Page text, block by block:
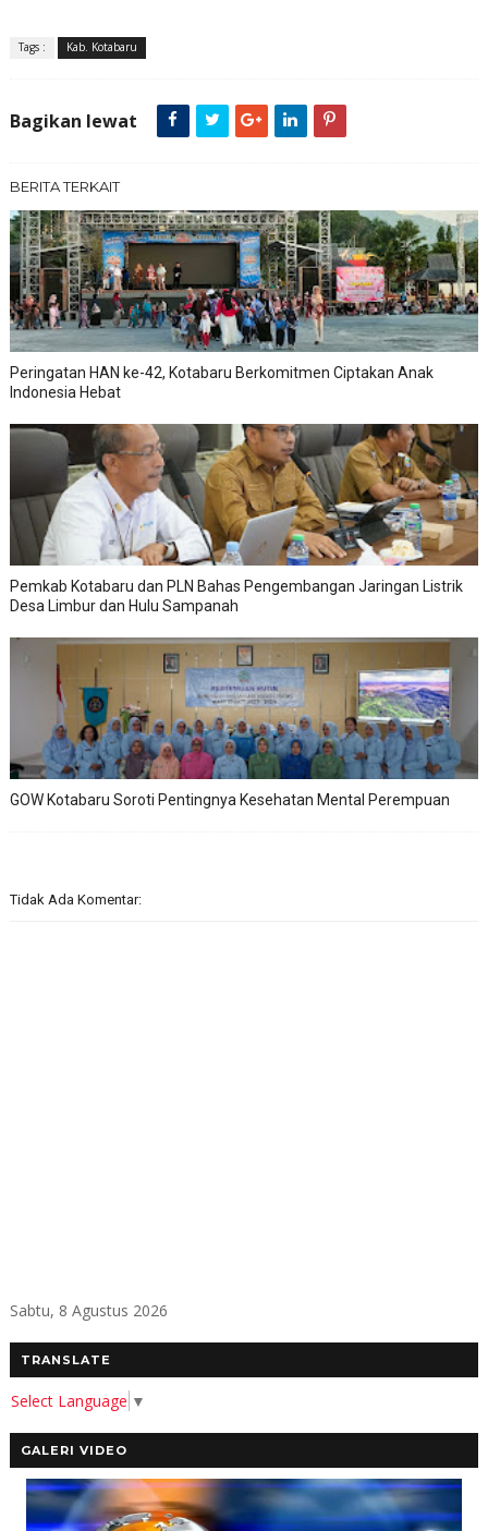
Tags : Kab. Kotabaru
Bagikan lewat
BERITA TERKAIT
Peringatan HAN ke-42, Kotabaru Berkomitmen Ciptakan Anak
Indonesia Hebat
Pemkab Kotabaru dan PLN Bahas Pengembangan Jaringan Listrik
Desa Limbur dan Hulu Sampanah
GOW Kotabaru Soroti Pentingnya Kesehatan Mental Perempuan
Tidak Ada Komentar:
Sabtu, 8 Agustus 2026
TRANSLATE
Select Language ▼
GALERI VIDEO